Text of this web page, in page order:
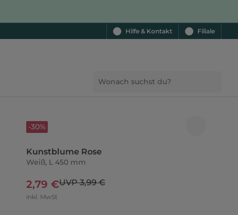
Hilfe & Kontakt Filiale
-30%
Kunstblume Rose
Weiß, L 450 mm
2,79 €UVP 3,99 €
inkl. MwSt